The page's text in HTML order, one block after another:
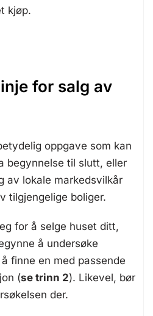
kjøp.
for salg av
oppgave som kan
begynnelse til slutt, eller
av lokale markedsvilkår
tilgjengelige boliger.
for å selge huset ditt,
å undersøke
finne en med passende
(se trinn 2). Likevel, bør
der.